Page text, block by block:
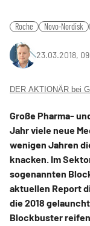
Roche Novo-Nordisk
23.03.2018,
DER AKTIONÄR bei
Große Pharma-
Jahr viele neue
wenigen Jahren
knacken. Im
sogenannten
aktuellen Report
die 2018
Blockbuster reifen